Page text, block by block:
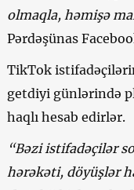
olmaqla, həmişə
Pərdəşünas
TikTok
getdiyi günlərində
haqlı hesab edirlər.
“Bəzi istifadəçilər
hərəkəti, döyüşlər